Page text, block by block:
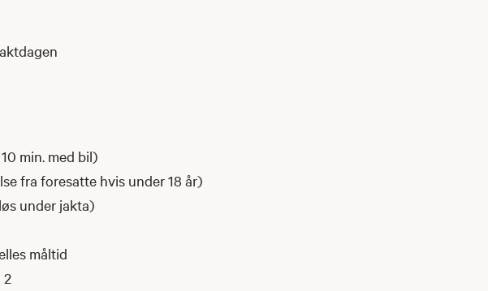
min. med bil)
fra foresatte hvis under 18 år)
under jakta)
måltid
2